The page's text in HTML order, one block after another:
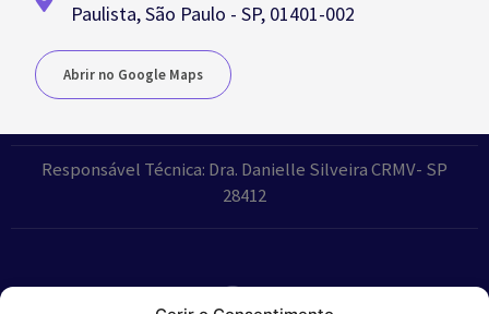
Paulista, São Paulo - SP, 01401-002
Abrir no Google Maps
Responsável Técnica: Dra. Danielle Silveira CRMV- SP
28412